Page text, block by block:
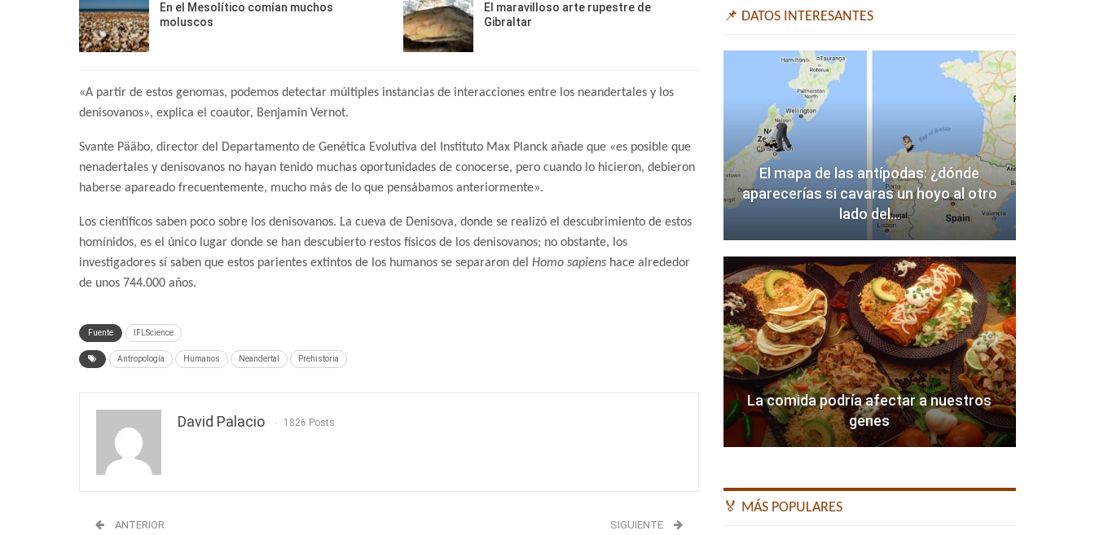
En el Mesolítico comían muchos
moluscos
El maravilloso arte rupestre de
Gibraltar
«A partir de estos genomas, podemos detectar múltiples instancias de interacciones entre los neandertales y los
denisovanos», explica el coautor, Benjamin Vernot.
Svante Pääbo, director del Departamento de Genética Evolutiva del Instituto Max Planck añade que «es posible que
nenadertales y denisovanos no hayan tenido muchas oportunidades de conocerse, pero cuando lo hicieron, debieron
haberse apareado frecuentemente, mucho más de lo que pensábamos anteriormente».
Los científicos saben poco sobre los denisovanos. La cueva de Denisova, donde se realizó el descubrimiento de estos
homínidos, es el único lugar donde se han descubierto restos físicos de los denisovanos; no obstante, los
investigadores sí saben que estos parientes extintos de los humanos se separaron del Homo sapiens hace alrededor
de unos 744.000 años.
Fuente IFLScience
Antropología Humanos Neandertal Prehistoria
David Palacio 1826 Posts
ANTERIOR SIGUIENTE
📌 DATOS INTERESANTES
El mapa de las antípodas: ¿dónde
aparecerías si cavaras un hoyo al otro
lado del…
La comida podría afectar a nuestros
genes
🏅 MÁS POPULARES